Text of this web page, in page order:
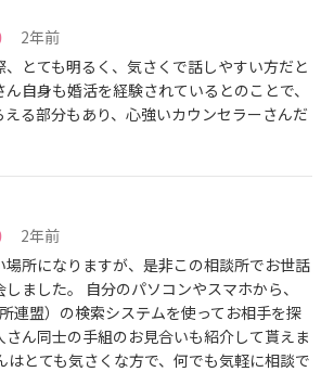
2年前
とても明るく、気さくで話しやすい方だと
自身も婚活を経験されているとのことで、
る部分もあり、心強いカウンセラーさんだ
2年前
所になりますが、是非この相談所でお世話
ました。 自分のパソコンやスマホから、
連盟）の検索システムを使ってお相手を探
ん同士の手組のお見合いも紹介して貰えま
はとても気さくな方で、何でも気軽に相談で